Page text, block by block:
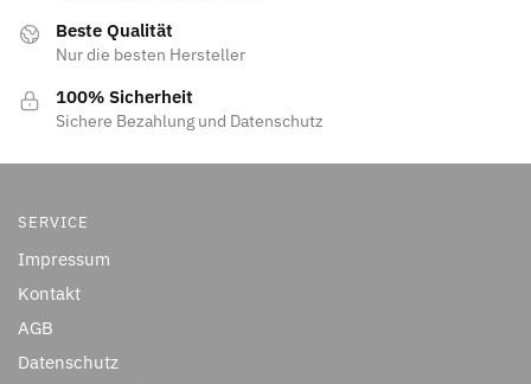
Beste Qualität
Nur die besten Hersteller
100% Sicherheit
Sichere Bezahlung und Datenschutz
SERVICE
Impressum
Kontakt
AGB
Datenschutz